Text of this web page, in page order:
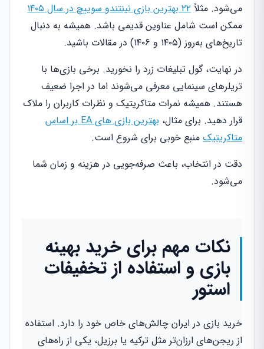
می‌شود. مثلاً ۲۲ بهترین بازی نینتندو سوییچ در سال ۱۴۰۵
ممکن است شامل عناوین قدیمی باشد. همیشه به دنبال
تاریخ‌های به‌روز (۱۴۰۵ و ۱۴۰۶) در مقالات باشید.
در نهایت، گول تبلیغات زرد را نخورید. برخی بازی‌ها با
تریلرهای سینمایی معرفی می‌شوند اما در اجرا ضعیف
هستند. همیشه نمرات متاکریتیک و نظرات کاربران را ملاک
قرار دهید. برای مثال،
بهترین بازی های EA بر اساس
متاکریتیک منبع خوبی برای شروع است.
دقت در انتخاب، باعث صرفه‌جویی در هزینه و زمان شما
می‌شود.
نکات مهم برای خرید بهینه
بازی و استفاده از تخفیفات
استور
خرید بازی در ایران چالش‌های خاص خود را دارد. استفاده
از ریجن‌های ارزان‌تر مثل ترکیه یا برزیل، یکی از راه‌های